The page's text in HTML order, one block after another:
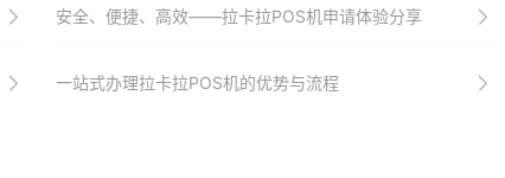
安全、便捷、高效——拉卡拉POS机申请体验分享
一站式办理拉卡拉POS机的优势与流程